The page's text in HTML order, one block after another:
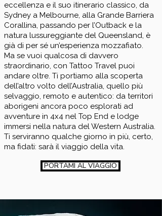
eccellenza e il suo itinerario classico, da
Sydney a Melbourne, alla Grande Barriera
Corallina, passando per l’Outback e la
natura lussureggiante del Queensland, è
già di per sé un’esperienza mozzafiato.
Ma se vuoi qualcosa di davvero
straordinario, con Tattoo Travel puoi
andare oltre. Ti portiamo alla scoperta
dell’altro volto dell’Australia, quello più
selvaggio, remoto e autentico: da territori
aborigeni ancora poco esplorati ad
avventure in 4x4 nel Top End e lodge
immersi nella natura del Western Australia.
Ti serviranno qualche giorno in più, certo,
ma fidati: sarà il viaggio della vita.
PORTAMI AL VIAGGIO